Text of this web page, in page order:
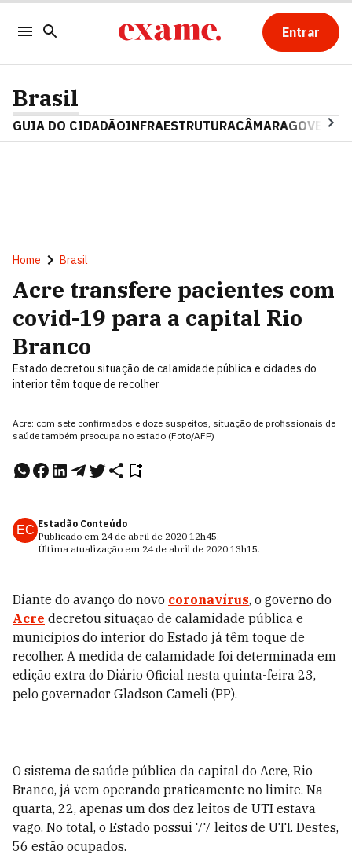
Entrar
Brasil
GUIA DO CIDADÃOINFRAESTRUTURACÂMARAGOVERNO
Home Brasil
Acre transfere pacientes com
covid-19 para a capital Rio
Branco
Estado decretou situação de calamidade pública e cidades do
interior têm toque de recolher
Acre: com sete confirmados e doze suspeitos, situação de profissionais de
saúde também preocupa no estado (Foto/AFP)
EC Estadão Conteúdo
Publicado em 24 de abril de 2020 12h45.
Última atualização em 24 de abril de 2020 13h15.
Diante do avanço do novo coronavírus, o governo do
Acre decretou situação de calamidade pública e
municípios do interior do Estado já têm toque de
recolher. A medida de calamidade foi determinada em
edição extra do Diário Oficial nesta quinta-feira 23,
pelo governador Gladson Cameli (PP).
O sistema de saúde pública da capital do Acre, Rio
Branco, já vem operando praticamente no limite. Na
quarta, 22, apenas um dos dez leitos de UTI estava
vago. No total, o Estado possui 77 leitos de UTI. Destes,
56 estão ocupados.